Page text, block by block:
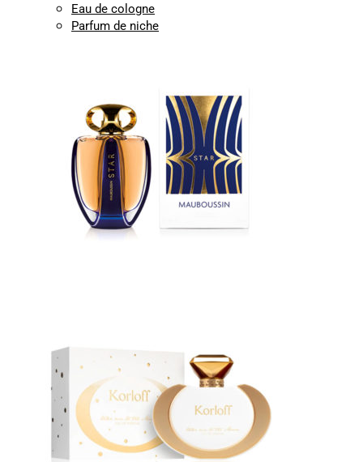
Eau de cologne
Parfum de niche